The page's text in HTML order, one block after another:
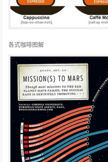
各式咖啡图解